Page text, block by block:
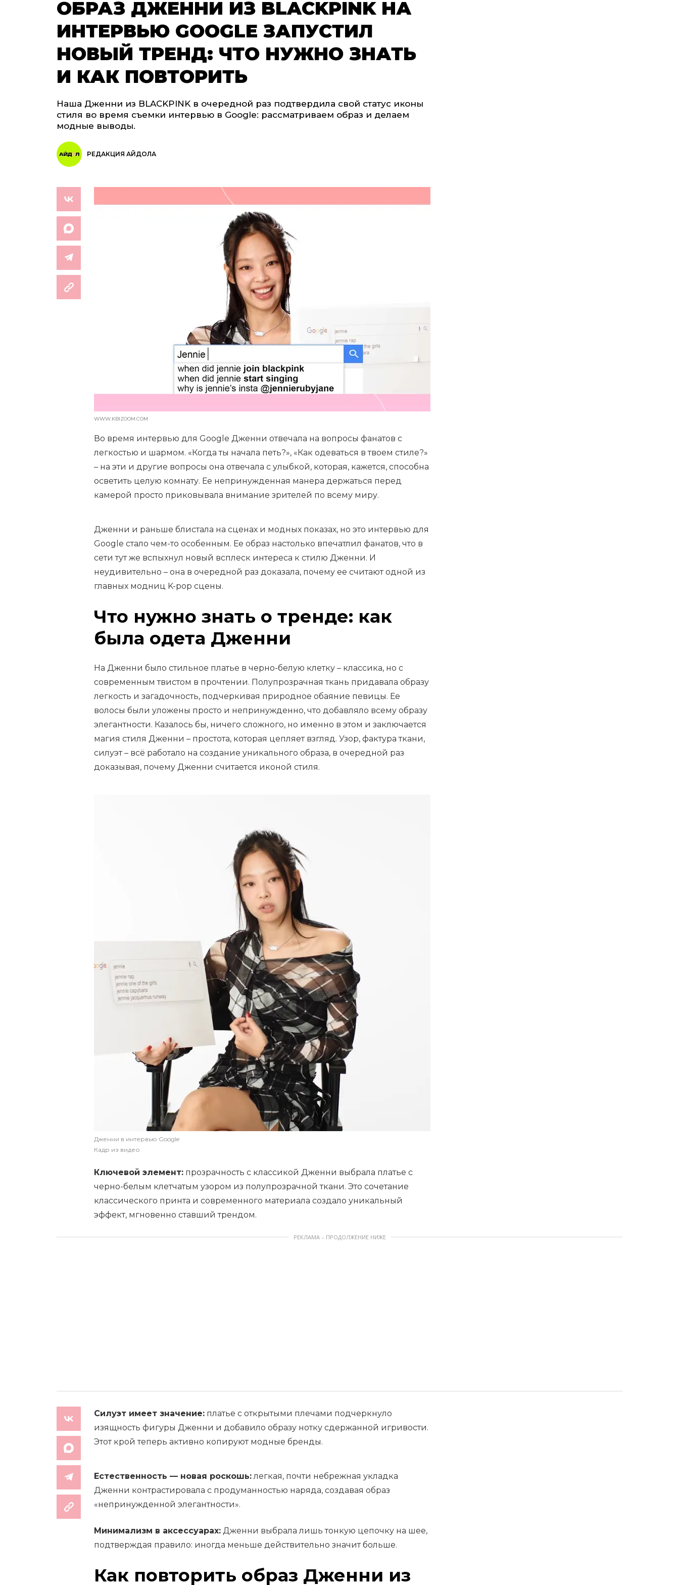
ОБРАЗ ДЖЕННИ ИЗ BLACKPINK НА
ИНТЕРВЬЮ GOOGLE ЗАПУСТИЛ
НОВЫЙ ТРЕНД: ЧТО НУЖНО ЗНАТЬ
И КАК ПОВТОРИТЬ
Наша Дженни из BLACKPINK в очередной раз подтвердила свой статус иконы
стиля во время съемки интервью в Google: рассматриваем образ и делаем
модные выводы.
РЕДАКЦИЯ АЙДОЛА
WWW.KBIZOOM.COM
Во время интервью для Google Дженни отвечала на вопросы фанатов с
легкостью и шармом. «Когда ты начала петь?», «Как одеваться в твоем стиле?»
– на эти и другие вопросы она отвечала с улыбкой, которая, кажется, способна
осветить целую комнату. Ее непринужденная манера держаться перед
камерой просто приковывала внимание зрителей по всему миру.
Дженни и раньше блистала на сценах и модных показах, но это интервью для
Google стало чем-то особенным. Ее образ настолько впечатлил фанатов, что в
сети тут же вспыхнул новый всплеск интереса к стилю Дженни. И
неудивительно – она в очередной раз доказала, почему ее считают одной из
главных модниц K-pop сцены.
Что нужно знать о тренде: как
была одета Дженни
На Дженни было стильное платье в черно-белую клетку – классика, но с
современным твистом в прочтении. Полупрозрачная ткань придавала образу
легкость и загадочность, подчеркивая природное обаяние певицы. Ее
волосы были уложены просто и непринужденно, что добавляло всему образу
элегантности. Казалось бы, ничего сложного, но именно в этом и заключается
магия стиля Дженни – простота, которая цепляет взгляд. Узор, фактура ткани,
силуэт – всё работало на создание уникального образа, в очередной раз
доказывая, почему Дженни считается иконой стиля.
Дженни в интервью Google
Кадр из видео
Ключевой элемент: прозрачность с классикой Дженни выбрала платье с
черно-белым клетчатым узором из полупрозрачной ткани. Это сочетание
классического принта и современного материала создало уникальный
эффект, мгновенно ставший трендом.
РЕКЛАМА – ПРОДОЛЖЕНИЕ НИЖЕ
Силуэт имеет значение: платье с открытыми плечами подчеркнуло
изящность фигуры Дженни и добавило образу нотку сдержанной игривости.
Этот крой теперь активно копируют модные бренды.
Естественность — новая роскошь:легкая, почти небрежная укладка
Дженни контрастировала с продуманностью наряда, создавая образ
«непринужденной элегантности».
Минимализм в аксессуарах: Дженни выбрала лишь тонкую цепочку на шее,
подтверждая правило: иногда меньше действительно значит больше.
Как повторить образ Дженни из